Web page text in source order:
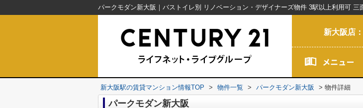
新大阪店：
新大阪駅の賃貸マンション情報TOP > 物件一覧 > パークモダン新大阪 > 物件詳細
パークモダン新大阪